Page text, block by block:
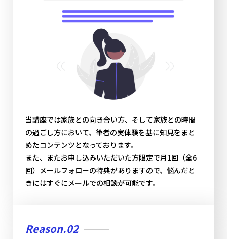
当講座では家族との向き合い方、そして家族との時間
の過ごし方において、筆者の実体験を基に知見をまと
めたコンテンツとなっております。
また、またお申し込みいただいた方限定で月1回（全6
回）メールフォローの特典がありますので、悩んだと
きにはすぐにメールでの相談が可能です。
Reason.02